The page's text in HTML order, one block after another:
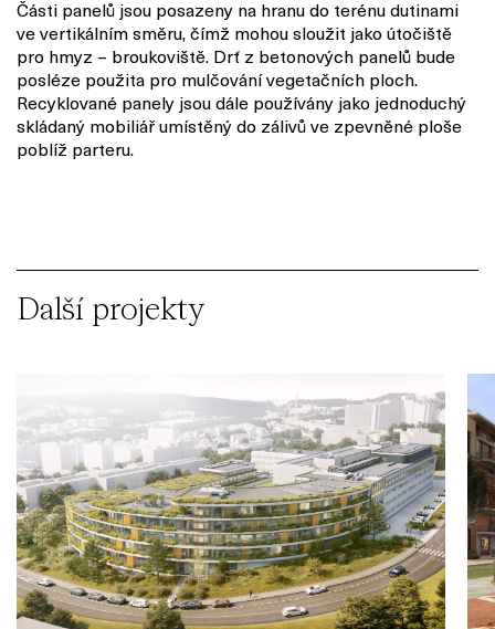
Části panelů jsou posazeny na hranu do terénu dutinami
ve vertikálním směru, čímž mohou sloužit jako útočiště
pro hmyz – broukoviště. Drť z betonových panelů bude
posléze použita pro mulčování vegetačních ploch.
Recyklované panely jsou dále používány jako jednoduchý
skládaný mobiliář umístěný do zálivů ve zpevněné ploše
poblíž parteru.
Další projekty